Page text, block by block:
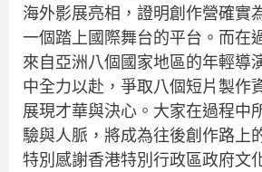
海外影展亮相，證明創作營確實
一個踏上國際舞台的平台。而在
來自亞洲八個國家地區的年輕導
中全力以赴，爭取八個短片製作
展現才華與決心。大家在過程中
驗與人脈，將成為往後創作路上
特別感謝香港特別行政區政府文